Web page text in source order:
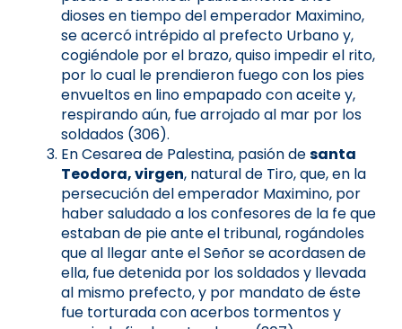
dioses en tiempo del emperador Maximino,
se acercó intrépido al prefecto Urbano y,
cogiéndole por el brazo, quiso impedir el rito,
por lo cual le prendieron fuego con los pies
envueltos en lino empapado con aceite y,
respirando aún, fue arrojado al mar por los
soldados (306).
En Cesarea de Palestina, pasión desanta
Teodora, virgen, natural de Tiro, que, en la
persecución del emperador Maximino, por
haber saludado a los confesores de la fe que
estaban de pie ante el tribunal, rogándoles
que al llegar ante el Señor se acordasen de
ella, fue detenida por los soldados y llevada
al mismo prefecto, y por mandato de éste
fue torturada con acerbos tormentos y